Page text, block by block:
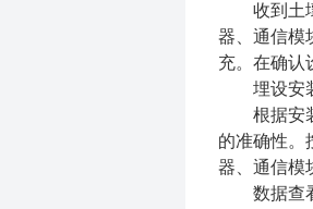
收到土壤
器、通信模
充。在确认
埋设安
根据安装
的准确性。
器、通信模
数据查